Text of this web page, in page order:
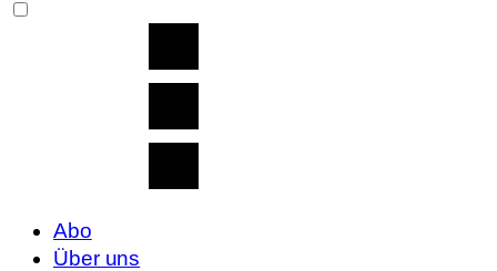
Abo
Über uns